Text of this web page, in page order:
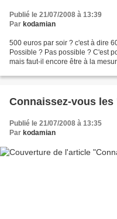
Publié le 21/07/2008 à 13:39
Par kodamian
500 euros par soir ? c'est à dire
Possible ? Pas possible ? C'est
mais faut-il encore être à la
Connaissez-vous les
Publié le 21/07/2008 à 13:35
Par kodamian